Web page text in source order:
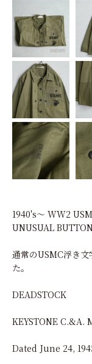
1940's～ WW2
UNUSUAL
通常のUSMC浮き
た。
DEADSTOCK
KEYSTONE C.&A.
Dated June 24,